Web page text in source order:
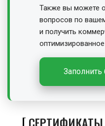
Также вы можете
вопросов по
и получить
Заполнить